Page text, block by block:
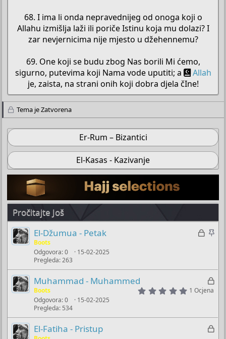
68. I ima li onda nepravednijeg od onoga koji o
Allahu izmišlja laži ili poriče Istinu koja mu dolazi? I
zar nevjernicima nije mjesto u džehennemu?
69. One koji se budu zbog Nas borili Mi ćemo,
sigurno, putevima koji Nama vode uputiti; a
Allah
je, zaista, na strani onih koji dobra djela čIne!​
Tema je Zatvorena
Er-Rum – Bizantici
El-Kasas - Kazivanje
Pročitajte Još
Z
u
n
o
Z
e
t
e
El-Džumua - Petak
Boots
Odgovora 0
Pregleda 263
15-02-2025
Z
u
Muhammad - Muhammed
5
s
1 Ocjena
Boots
Odgovora 0
Pregleda 534
15-02-2025
Z
El-Fatiha - Pristup